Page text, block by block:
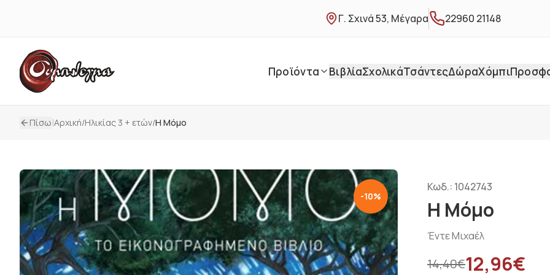
Γ. Σχινά 53, Μέγαρα 22960 21148
Προϊόντα ΒιβλίαΣχολικάΤσάντεςΔώραΧόμπι
Πίσω|Αρχική/Ηλικίας 3 + ετών/Η Μόμο
-10%
Κωδ.: 1042743
Η Μόμο
Έντε Μιχαέλ
14,40€12,96€